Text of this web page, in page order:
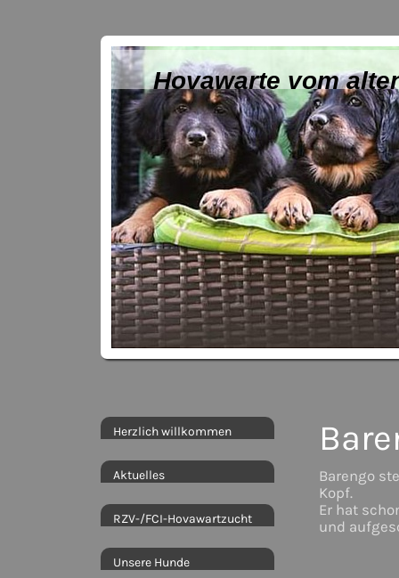
Hovawarte vom
Herzlich willkommen
Aktuelles
RZV-/FCI-Hovawartzucht
Unsere Hunde
Barengo
Kopf.
Er hat
und